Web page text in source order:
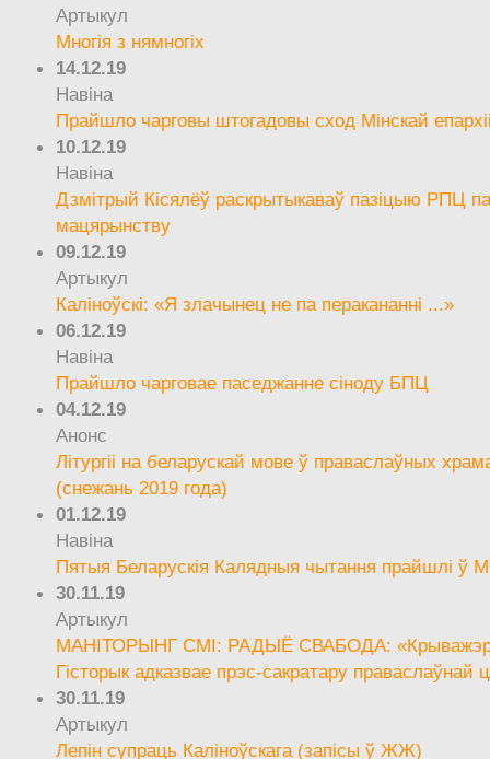
Артыкул
Многія з нямногіх
14.12.19
Навіна
Прайшло чарговы штогадовы сход Мінскай
10.12.19
Навіна
Дзмітрый Кісялёў раскрытыкаваў пазіцыю РПЦ
мацярынству
09.12.19
Артыкул
Каліноўскі: «Я злачынец не па перакананні ...»
06.12.19
Навіна
Прайшло чарговае паседжанне сіноду БПЦ
04.12.19
Анонс
Літургіі на беларускай мове ў праваслаўных
(снежань 2019 года)
01.12.19
Навіна
Пятыя Беларускія Калядныя чытання прайшлі ў
30.11.19
Артыкул
МАНІТОРЫНГ СМІ: РАДЫЁ СВАБОДА:
Гісторык адказвае прэс-сакратару праваслаўнай
30.11.19
Артыкул
Лепін супраць Каліноўскага (запісы ў ЖЖ)